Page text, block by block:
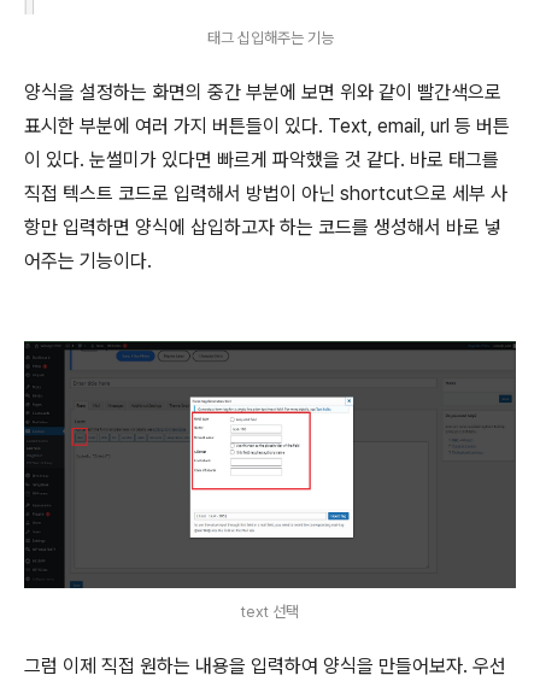
태그 십입해주는 기능
양식을 설정하는 화면의 중간 부분에 보면 위와 같이 빨간색으로
표시한 부분에 여러 가지 버튼들이 있다. Text, email, url 등 버튼
이 있다. 눈썰미가 있다면 빠르게 파악했을 것 같다. 바로 태그를
직접 텍스트 코드로 입력해서 방법이 아닌 shortcut으로 세부 사
항만 입력하면 양식에 삽입하고자 하는 코드를 생성해서 바로 넣
어주는 기능이다.
text 선택
그럼 이제 직접 원하는 내용을 입력하여 양식을 만들어보자. 우선